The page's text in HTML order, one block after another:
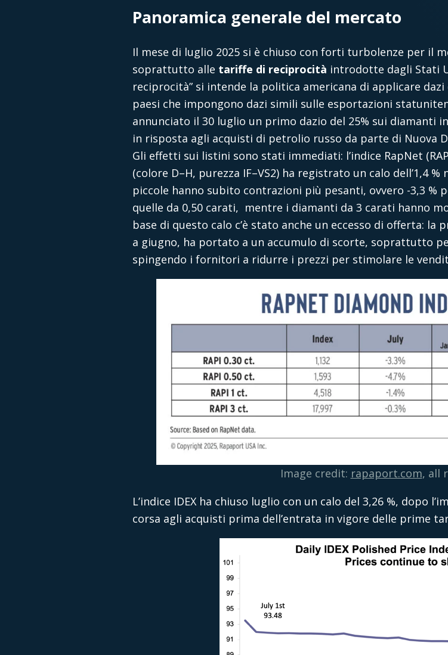
Panoramica generale del mercato
Il mese di luglio 2025 si è chiuso con forti turbolenze per il
soprattutto alle tariffe di reciprocità introdotte dagli Stati
reciprocità” si intende la politica americana di applicare
paesi che impongono dazi simili sulle esportazioni
annunciato il 30 luglio un primo dazio del 25% sui diamanti
in risposta agli acquisti di petrolio russo da parte di Nuova
Gli effetti sui listini sono stati immediati: l’indice RapNet
(colore D–H, purezza IF–VS2) ha registrato un calo dell’1,4
piccole hanno subito contrazioni più pesanti, ovvero -3,3 %
quelle da 0,50 carati, mentre i diamanti da 3 carati hanno
base di questo calo c’è stato anche un eccesso di offerta:
a giugno, ha portato a un accumulo di scorte, soprattutto
spingendo i fornitori a ridurre i prezzi per stimolare le
Image credit: rapaport.com, all
L’indice IDEX ha chiuso luglio con un calo del 3,26 %, dopo
corsa agli acquisti prima dell’entrata in vigore delle prime